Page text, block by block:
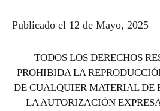
Publicado el 12 de Mayo, 2025
TODOS LOS DERECHOS
PROHIBIDA LA
DE CUALQUIER MATERIAL DE
LA AUTORIZACIÓN